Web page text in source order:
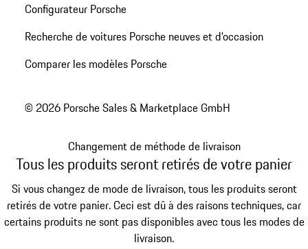
Configurateur Porsche
Recherche de voitures Porsche neuves et d'occasion
Comparer les modèles Porsche
© 2026 Porsche Sales & Marketplace GmbH
Changement de méthode de livraison
Tous les produits seront retirés de votre panier
Si vous changez de mode de livraison, tous les produits seront
retirés de votre panier. Ceci est dû à des raisons techniques, car
certains produits ne sont pas disponibles avec tous les modes de
livraison.